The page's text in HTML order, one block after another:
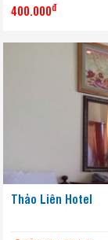
HOT
400.000đ
Thảo Liên Hotel